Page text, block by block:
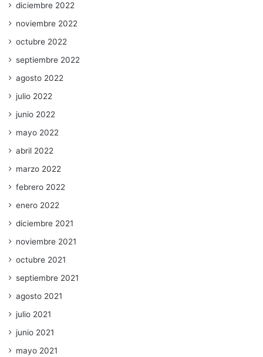
diciembre 2022
noviembre 2022
octubre 2022
septiembre 2022
agosto 2022
julio 2022
junio 2022
mayo 2022
abril 2022
marzo 2022
febrero 2022
enero 2022
diciembre 2021
noviembre 2021
octubre 2021
septiembre 2021
agosto 2021
julio 2021
junio 2021
mayo 2021